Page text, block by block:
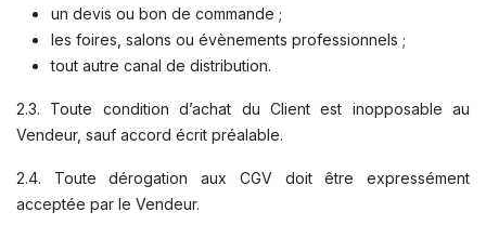
un devis ou bon de commande ;
les foires, salons ou évènements professionnels ;
tout autre canal de distribution.
2.3. Toute condition d’achat du Client est inopposable au
Vendeur, sauf accord écrit préalable.
2.4. Toute dérogation aux CGV doit être expressément
acceptée par le Vendeur.